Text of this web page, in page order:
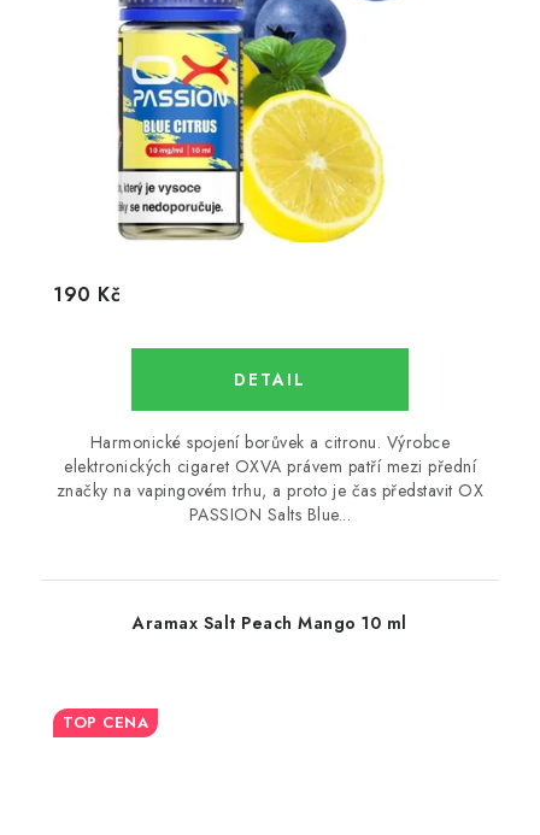
190 Kč
Harmonické spojení borůvek a citronu. Výrobce
elektronických cigaret OXVA právem patří mezi přední
značky na vapingovém trhu, a proto je čas představit OX
PASSION Salts Blue...
Aramax Salt Peach Mango 10 ml
TOP CENA